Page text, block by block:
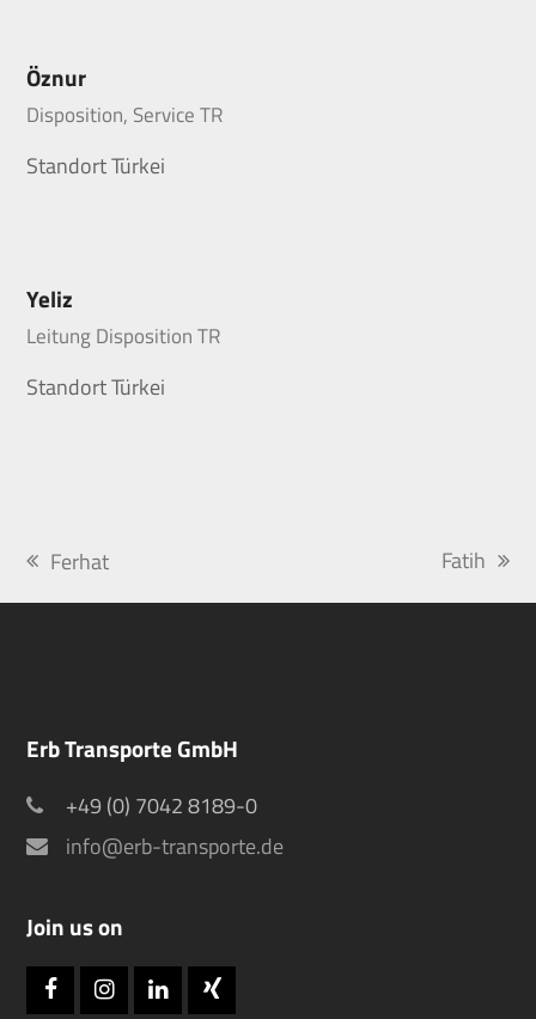
Öznur
Disposition, Service TR
Standort Türkei
Yeliz
Leitung Disposition TR
Standort Türkei
vorheriger
Beitrag:
Ferhat
Nächster
Beitrag:
Fatih
Erb Transporte GmbH
+49 (0) 7042 8189-0
info@erb-transporte.de
Join us on
FacebookInstagramLinkedInXing